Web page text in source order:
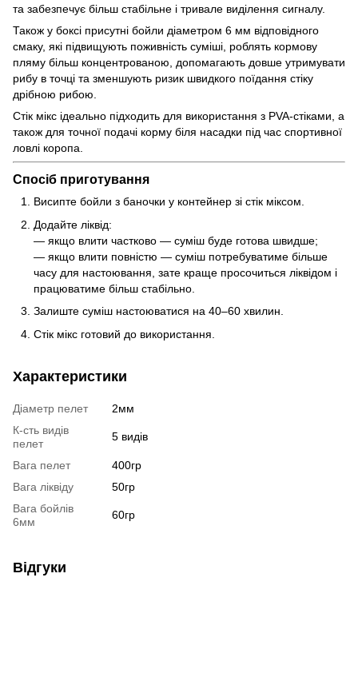
та забезпечує більш стабільне і тривале виділення сигналу.
Також у боксі присутні бойли діаметром 6 мм відповідного
смаку, які підвищують поживність суміші, роблять кормову
пляму більш концентрованою, допомагають довше утримувати
рибу в точці та зменшують ризик швидкого поїдання стіку
дрібною рибою.
Стік мікс ідеально підходить для використання з PVA-стіками, а
також для точної подачі корму біля насадки під час спортивної
ловлі коропа.
Спосіб приготування
Висипте бойли з баночки у контейнер зі стік міксом.
Додайте ліквід:
— якщо влити частково — суміш буде готова швидше;
— якщо влити повністю — суміш потребуватиме більше
часу для настоювання, зате краще просочиться ліквідом і
працюватиме більш стабільно.
Залиште суміш настоюватися на 40–60 хвилин.
Стік мікс готовий до використання.
Характеристики
Діаметр пелет
2мм
К-сть видів
пелет
5 видів
Вага пелет
400гр
Вага ліквіду
50гр
Вага бойлів
6мм
60гр
Відгуки